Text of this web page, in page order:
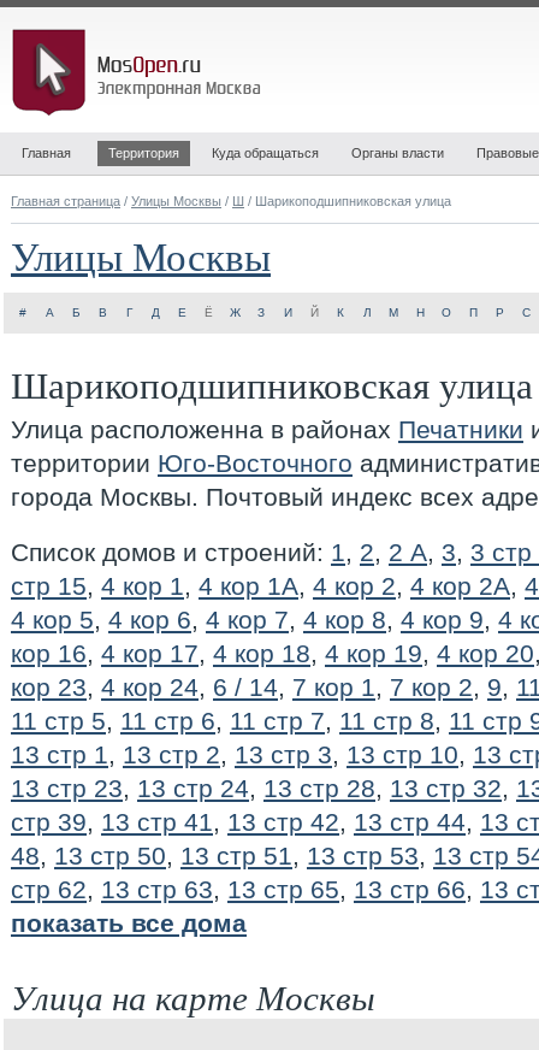
Главная Территория Куда обращаться Органы власти
Главная страница / Улицы Москвы / Ш / Шарикоподшипниковская улица
Улицы Москвы
# А Б В Г Д Е Ё Ж З И Й К Л М Н О П Р С
Шарикоподшипниковская улица
Улица расположенна в районах Печатники
территории Юго-Восточного
города Москвы. Почтовый индекс всех
Список домов и строений: 1, 2, 2 А, 3, 3 стр
стр 15, 4 кор 1, 4 кор 1А, 4 кор 2, 4 кор 2А,
4 кор 5, 4 кор 6, 4 кор 7, 4 кор 8, 4 кор 9, 4
кор 16, 4 кор 17, 4 кор 18, 4 кор 19, 4 кор 20
кор 23, 4 кор 24, 6 / 14, 7 кор 1, 7 кор 2, 9,
11 стр 5, 11 стр 6, 11 стр 7, 11 стр 8, 11 стр
13 стр 1, 13 стр 2, 13 стр 3, 13 стр 10, 13
13 стр 23, 13 стр 24, 13 стр 28, 13 стр 32,
стр 39, 13 стр 41, 13 стр 42, 13 стр 44, 13
48, 13 стр 50, 13 стр 51, 13 стр 53, 13 стр
стр 62, 13 стр 63, 13 стр 65, 13 стр 66, 13
показать все дома
Улица на карте Москвы